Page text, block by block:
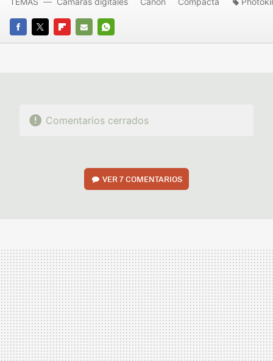
FACEBOOK
TWITTERFLIPBOARD
E-
WHATSAPP
Comentarios cerrados
VER7 COMENTARIOS